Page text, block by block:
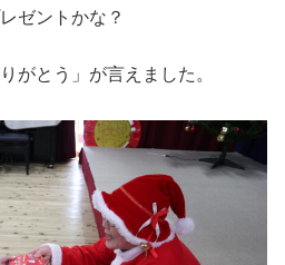
ゼントかな？
がとう」が言えました。